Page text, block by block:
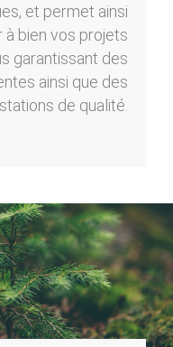
et permet ainsi
à bien vos projets
garantissant des
ainsi que des
de qualité.